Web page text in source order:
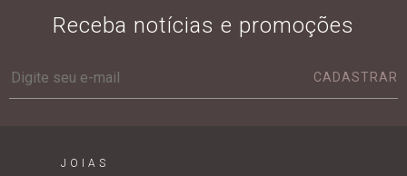
Receba notícias e promoções
CADASTRAR
JOIAS